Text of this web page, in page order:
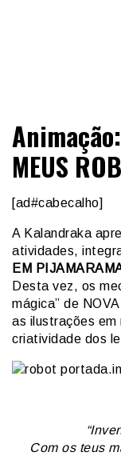
Central
MEUS
[ad#cabecalho]
A Kalandraka
atividades,
EM
Desta vez, os
mágica” de
as ilustrações
criatividade dos
Com os teus